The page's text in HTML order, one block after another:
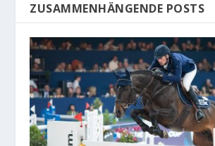
ZUSAMMENHÄNGENDE POSTS